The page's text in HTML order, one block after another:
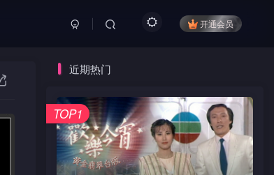
开通会员
近期热门
TOP1